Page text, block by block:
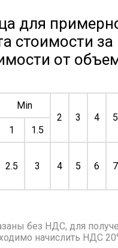
для
стоимости
от
Min
2
3 4 5
1
1.5
2.5 3 4 5 6 7
без НДС, для
начислить НДС